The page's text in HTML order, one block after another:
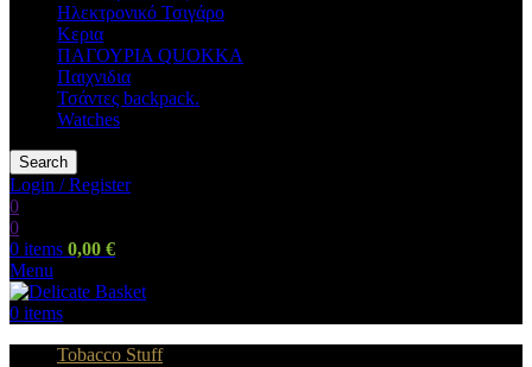
Ηλεκτρονικό Τσιγάρο
Κερια
ΠΑΓΟΥΡΙΑ QUOKKA
Παιχνιδια
Τσάντες backpack.
Watches
Search
Login / Register
0
0
0 items 0,00 €
Menu
0 items
Tobacco Stuff